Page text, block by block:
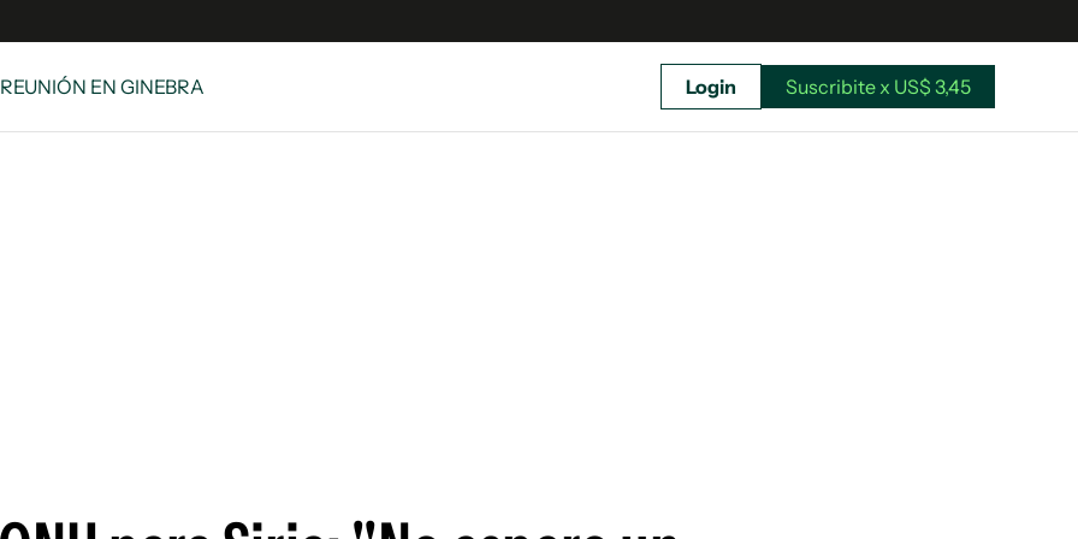
EN GINEBRA Login Suscribite x US$ 3,45